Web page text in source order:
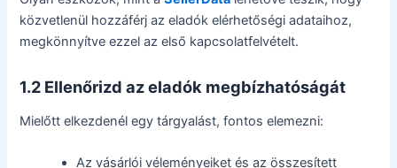
közvetlenül hozzáférj az eladók elérhetőségi adataihoz,
megkönnyítve ezzel az első kapcsolatfelvételt.
1.2 Ellenőrizd az eladók megbízhatóságát
Mielőtt elkezdenél egy tárgyalást, fontos elemezni:
Az vásárlói véleményeiket és az összesített